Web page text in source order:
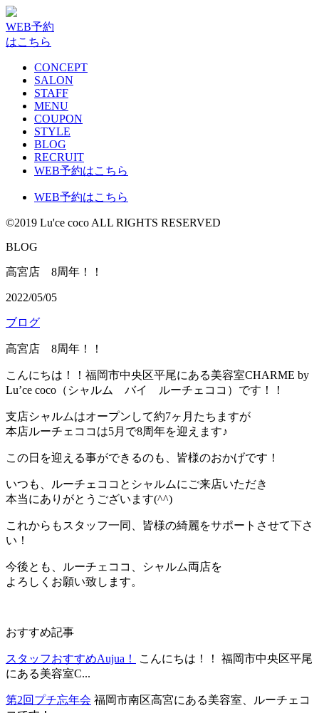
WEB予約
はこちら
CONCEPT
SALON
STAFF
MENU
COUPON
STYLE
BLOG
RECRUIT
WEB予約はこちら
WEB予約はこちら
©2019 Lu'ce coco ALL RIGHTS RESERVED
BLOG
高宮店 8周年！！
2022/05/05
ブログ
高宮店 8周年！！
こんにちは！！福岡市中央区平尾にある美容室CHARME by
Lu’ce coco（シャルム バイ ルーチェココ）です！！
支店シャルムはオープンして約7ヶ月たちますが
本店ルーチェココは5月で8周年を迎えます♪
この日を迎える事ができるのも、皆様のおかげです！
いつも、ルーチェココとシャルムにご来店いただき
本当にありがとうございます(^^)
これからもスタッフ一同、皆様の綺麗をサポートさせて下さ
い！
今後とも、ルーチェココ、シャルム両店を
よろしくお願い致します。
おすすめ記事
スタッフおすすめAujua！
こんにちは！！ 福岡市中央区平尾
にある美容室C...
第2回プチ忘年会 福岡市南区高宮にある美容室、ルーチェコ